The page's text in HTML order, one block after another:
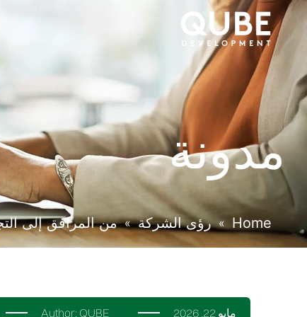
مدونة
Home
» رؤى الشركة » من المرافق إلى
مايو 22, 2026 Author: QUBE